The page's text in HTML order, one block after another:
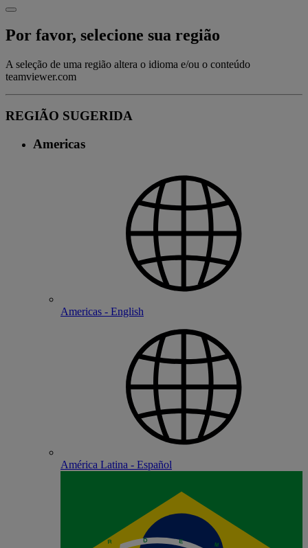
Por favor, selecione sua região
A seleção de uma região altera o idioma e/ou o conteúdo
teamviewer.com
REGIÃO SUGERIDA
Americas
Americas - English
América Latina - Español